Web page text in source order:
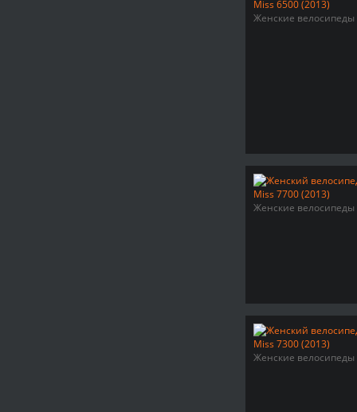
Женские велосипеды
Женские велосипеды
Женские велосипеды